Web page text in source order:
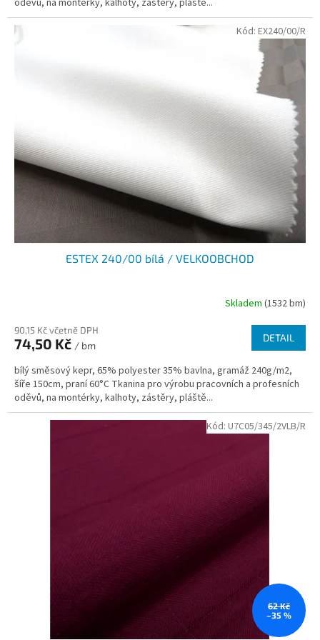
ESTEX 240/00 bílá / VELKOOBCHOD
Skladem (1532 bm)
90,15 Kč včetně DPH
74,50 Kč / bm
DETAIL
bílý směsový kepr, 65% polyester 35% bavlna, gramáž 240g/m2,
šíře 150cm, praní 60°C Tkanina pro výrobu pracovních a profesních
oděvů, na montérky, kalhoty, zástěry, pláště...
Kód: EX240/00/R
62 Kč
–35 %
Kód: U7C05/345/2VLB/R